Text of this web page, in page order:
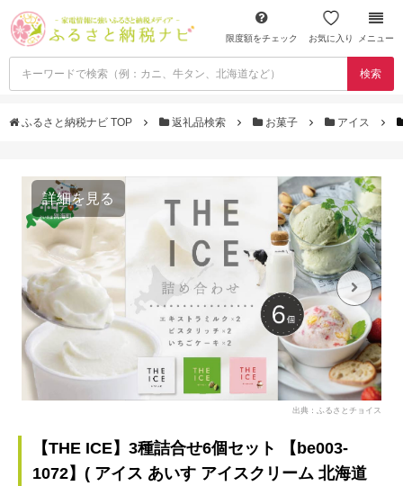
限度額をチェック お気に入り メニュー
検索
ふるさと納税ナビ TOP 返礼品検索 お菓子 アイス
詳細を見る
出典：ふるさとチョイス
【THE ICE】3種詰合せ6個セット 【be003-
1072】( アイス あいす アイスクリーム 北海道